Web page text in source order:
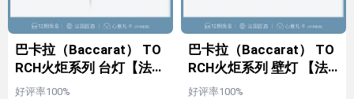
巴卡拉（Baccarat） TO
RCH火炬系列 台灯【法国
匠造】【七夕礼物】 白
好评率100%
巴卡拉（Baccarat） TO
RCH火炬系列 壁灯 【法
国匠造】【七夕礼物】
好评率100%